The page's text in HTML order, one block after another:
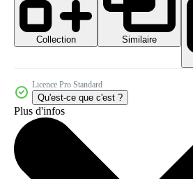
Collection
Similaire
Licence Pro Standard
Qu'est-ce que c'est ?
Plus d'infos